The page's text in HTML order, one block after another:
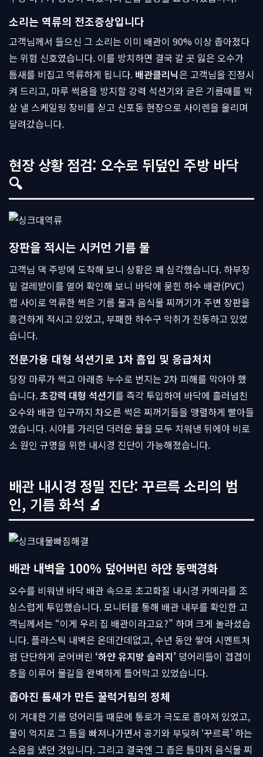
소리는 역류의 전조증상입니다
고객님께서 들으신 그 소리는 이미 배관이 90% 이상 좁아졌다
는 위험 신호였습니다. 이를 방치하면 결국 갈 곳 잃은 오수가
틈새를 비집고 역류하게 됩니다. 배관클리닉은 고객님을 진정시
켜 드리고, 마루 썩음을 방지할 강력 석션기와 굳은 기름때를 박
살 낼 스케일링 장비를 싣고 신포동 현장으로 사이렌을 울리며
달려갔습니다.
현장 상황 점검: 오수로 뒤덮인 주방 바닥
🔍
장판을 적시는 시커먼 기름 물
고객님 댁 주방에 도착해 보니 상황은 꽤 심각했습니다. 하부장
밑 걸레받이를 열어 확인해 보니 바닥에 묻힌 하수 배관(PVC)
캡 사이로 역류한 썩은 기름 물과 음식물 찌꺼기가 주변 장판을
흥건하게 적시고 있었고, 부패한 하수구 악취가 진동하고 있었
습니다.
전문가용 대형 석션기로 1차 흡입 및 응급처치
당장 마루가 썩고 아래층 누수로 번지는 2차 피해를 막아야 했
습니다.초강력 대형 석션기를 즉각 투입하여 바닥에 흘러넘친
오수와 배관 입구까지 차오른 썩은 찌꺼기들을 맹렬하게 빨아들
였습니다. 시야를 가리던 더러운 물을 모두 치워낸 뒤에야 비로
소 원인 규명을 위한 내시경 진단이 가능해졌습니다.
배관 내시경 정밀 진단: 꾸르륵 소리의 범
인, 기름 화석 🔬
배관 내벽을 100% 덮어버린 하얀 동맥경화
오수를 비워낸 바닥 배관 속으로 초고화질 내시경 카메라를 조
심스럽게 투입했습니다. 모니터를 통해 배관 내부를 확인한 고
객님께서는 “이게 우리 집 배관이라고요?” 하며 크게 놀라셨습
니다. 플라스틱 내벽은 온데간데없고, 수년 동안 쌓여 시멘트처
럼 단단하게 굳어버린 ‘하얀 유지방 슬러지’ 덩어리들이 겹겹이
층을 이루어 물길을 완벽하게 틀어막고 있었습니다.
좁아진 틈새가 만든 꿀럭거림의 정체
이 거대한 기름 덩어리들 때문에 통로가 극도로 좁아져 있었고,
물이 억지로 그 틈을 빠져나가면서 공기와 부딪혀 ‘꾸르륵’ 하는
소음을 냈던 것입니다. 그리고 결국엔 그 좁은 틈마저 음식물 찌